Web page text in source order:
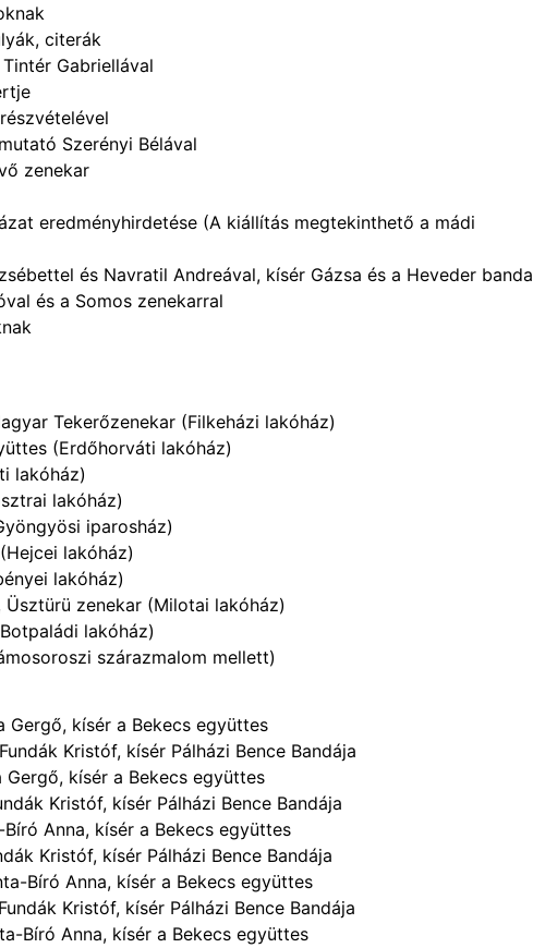
citerák
Gabriellával
Szerényi Bélával
zenekar
eredményhirdetése (A kiállítás megtekinthető a mádi
és Navratil Andreával, kísér Gázsa és a Heveder banda
és a Somos zenekarral
Tekerőzenekar (Filkeházi lakóház)
(Erdőhorváti lakóház)
lakóház)
lakóház)
iparosház)
lakóház)
lakóház)
zenekar (Milotai lakóház)
lakóház)
szárazmalom mellett)
kísér a Bekecs együttes
Kristóf, kísér Pálházi Bence Bandája
kísér a Bekecs együttes
Kristóf, kísér Pálházi Bence Bandája
Anna, kísér a Bekecs együttes
Kristóf, kísér Pálházi Bence Bandája
Bíró Anna, kísér a Bekecs együttes
Kristóf, kísér Pálházi Bence Bandája
Bíró Anna, kísér a Bekecs együttes